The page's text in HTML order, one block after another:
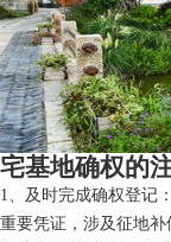
宅基地确权的
1、及时完成确权登记
重要凭证，涉及征地补